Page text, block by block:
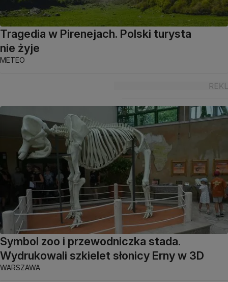
Tragedia w Pirenejach. Polski turysta
nie żyje
METEO
Symbol zoo i przewodniczka stada.
Wydrukowali szkielet słonicy Erny w 3D
WARSZAWA